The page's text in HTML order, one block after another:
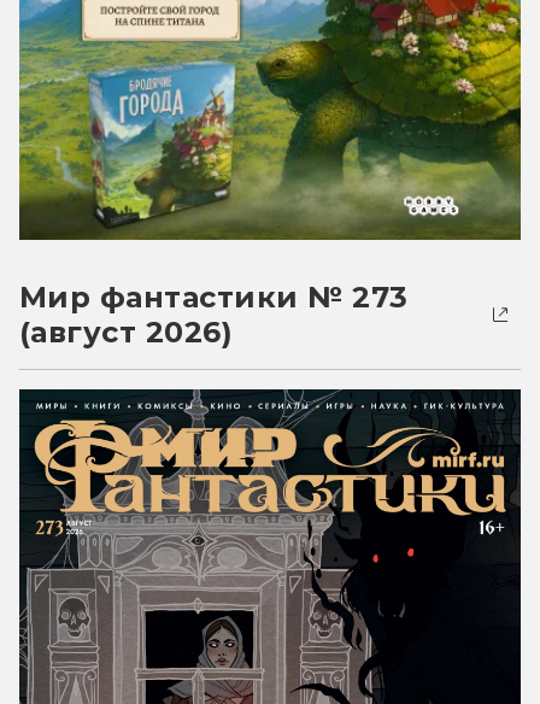
Мир фантастики № 273
(август 2026)